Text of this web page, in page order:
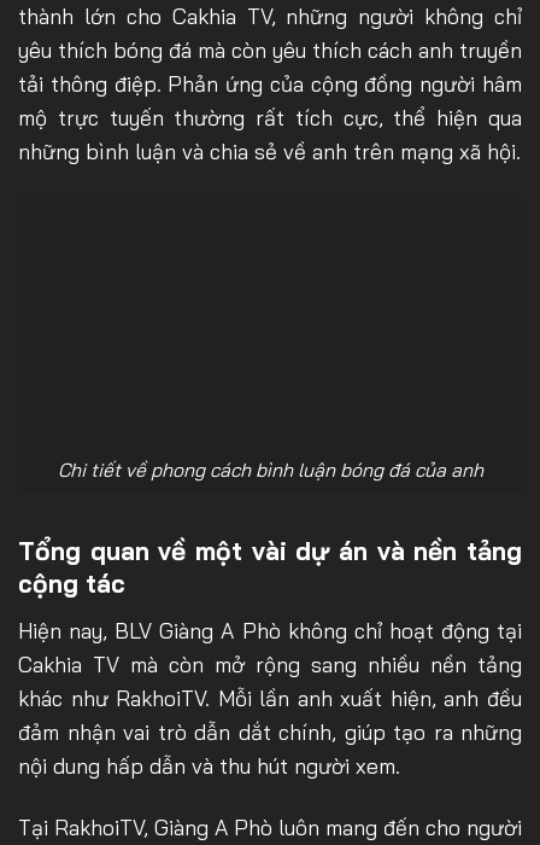
thành lớn cho Cakhia TV, những người không chỉ
yêu thích bóng đá mà còn yêu thích cách anh truyền
tải thông điệp. Phản ứng của cộng đồng người hâm
mộ trực tuyến thường rất tích cực, thể hiện qua
những bình luận và chia sẻ về anh trên mạng xã hội.
Chi tiết về phong cách bình luận bóng đá của anh
Tổng quan về một vài dự án và nền tảng
cộng tác
Hiện nay, BLV Giàng A Phò không chỉ hoạt động tại
Cakhia TV mà còn mở rộng sang nhiều nền tảng
khác như RakhoiTV. Mỗi lần anh xuất hiện, anh đều
đảm nhận vai trò dẫn dắt chính, giúp tạo ra những
nội dung hấp dẫn và thu hút người xem.
Tại RakhoiTV, Giàng A Phò luôn mang đến cho người